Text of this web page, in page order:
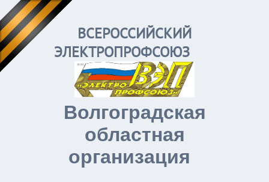
ВСЕРОССИЙСКИЙ
ЭЛЕКТРОПРОФСОЮЗ
Волгоградская
областная
организация